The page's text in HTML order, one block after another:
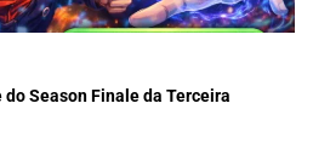
Season Finale da Terceira